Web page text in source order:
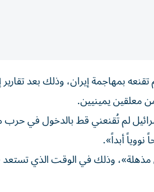
‌بمهاجمة إيران، وذلك بعد
معلقين يمينيين.
لم تُقنعني قط بالدخول ​في حرب مع
أبداً».
وذلك في الوقت الذي تستعد